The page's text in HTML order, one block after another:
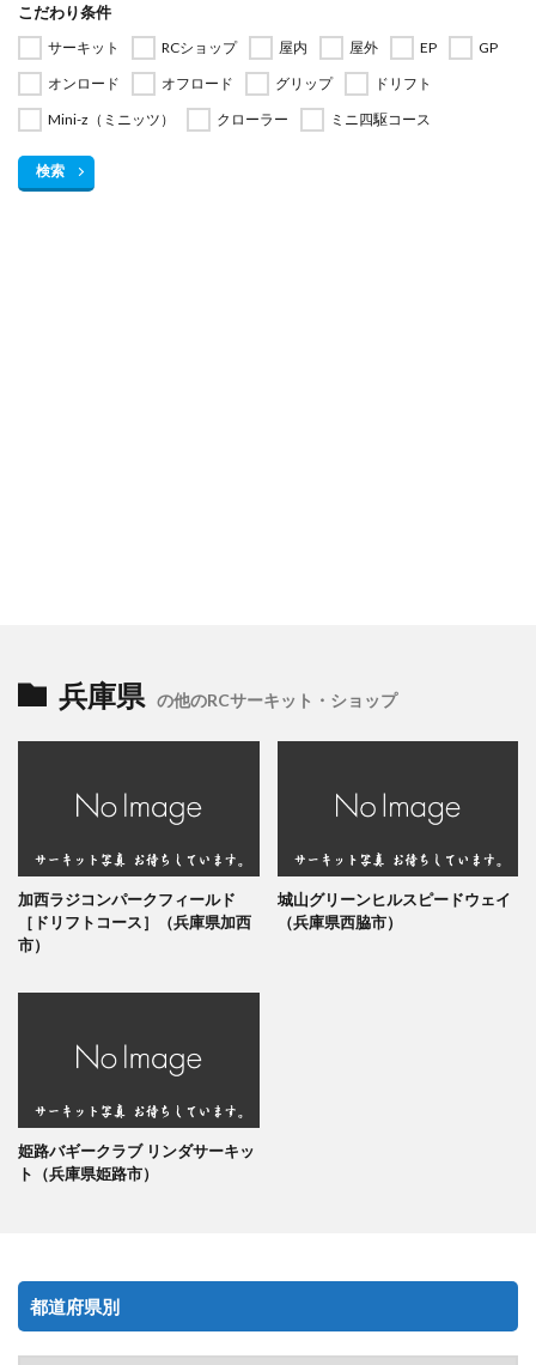
こだわり条件
サーキット RCショップ 屋内 屋外 EP
GP
オンロード
オフロード グリップ
ドリフト
Mini-z（ミニッツ）
クローラー ミニ四駆コース
検索
兵庫県 の他のRCサーキット・ショップ
加西ラジコンパークフィールド
［ドリフトコース］（兵庫県加西
市）
城山グリーンヒルスピードウェイ
（兵庫県西脇市）
姫路バギークラブ リンダサーキッ
ト（兵庫県姫路市）
都道府県別